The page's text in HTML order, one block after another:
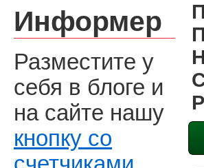
Информер
Разместите у
себя в блоге и
на сайте нашу
кнопку со